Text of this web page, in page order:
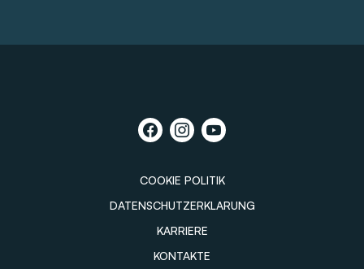
COOKIE POLITIK
DATENSCHUTZERKLARUNG
KARRIERE
KONTAKTE